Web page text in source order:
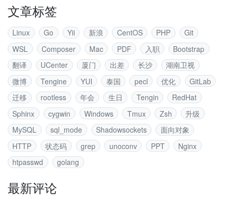
文章标签
Linux Go Yii 新浪 CentOS PHP
Git
WSL
Composer Mac PDF 入职
Bootstrap
翻译
UCenter 厦门 出差 长沙
湖南卫视
微博
Tengine YUI 泰国 pecl 优化
GitLab
迁移
rootless 年会 生日 Tengin
RedHat
Sphinx
cygwin Windows Tmux Zsh
升级
MySQL
sql_mode Shadowsockets
面向对象
HTTP
状态码 grep unoconv PPT
Nginx
htpasswd
golang
最新评论